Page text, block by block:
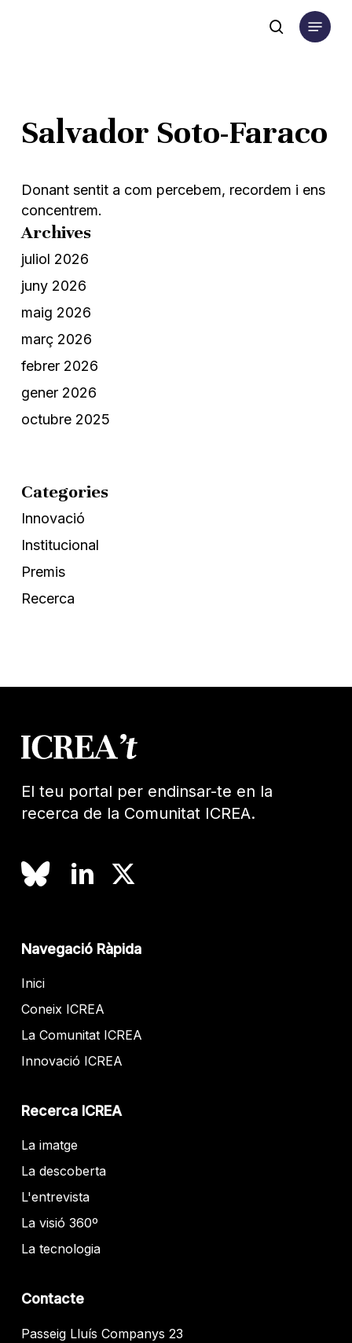
search
Menu
Salvador Soto-Faraco
Donant sentit a com percebem, recordem i ens
concentrem.
Archives
juliol 2026
juny 2026
maig 2026
març 2026
febrer 2026
gener 2026
octubre 2025
Categories
Innovació
Institucional
Premis
Recerca
El teu portal per endinsar-te en la
recerca de la Comunitat ICREA.
Navegació Ràpida
Inici
Coneix ICREA
La Comunitat ICREA
Innovació ICREA
Recerca ICREA
La imatge
La descoberta
L'entrevista
La visió 360º
La tecnologia
Contacte
Passeig Lluís Companys 23